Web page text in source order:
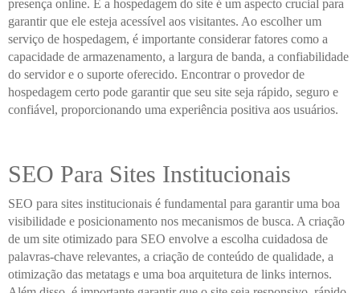
presença online. E a hospedagem do site é um aspecto crucial para
garantir que ele esteja acessível aos visitantes. Ao escolher um
serviço de hospedagem, é importante considerar fatores como a
capacidade de armazenamento, a largura de banda, a confiabilidade
do servidor e o suporte oferecido. Encontrar o provedor de
hospedagem certo pode garantir que seu site seja rápido, seguro e
confiável, proporcionando uma experiência positiva aos usuários.
SEO Para Sites Institucionais
SEO para sites institucionais é fundamental para garantir uma boa
visibilidade e posicionamento nos mecanismos de busca. A criação
de um site otimizado para SEO envolve a escolha cuidadosa de
palavras-chave relevantes, a criação de conteúdo de qualidade, a
otimização das metatags e uma boa arquitetura de links internos.